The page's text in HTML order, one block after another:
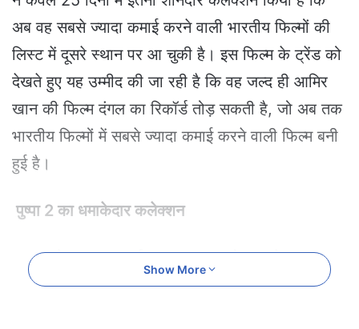
अब वह सबसे ज्यादा कमाई करने वाली भारतीय फिल्मों की
लिस्ट में दूसरे स्थान पर आ चुकी है। इस फिल्म के ट्रेंड को
देखते हुए यह उम्मीद की जा रही है कि वह जल्द ही आमिर
खान की फिल्म दंगल का रिकॉर्ड तोड़ सकती है, जो अब तक
भारतीय फिल्मों में सबसे ज्यादा कमाई करने वाली फिल्म बनी
हुई है।
पुष्पा 2 का धमाकेदार कलेक्शन
पुष्पा 2 ने अब तक वर्ल्डवाइड 1760 करोड़ रुपये का
कलेक्शन किया है, और फिल्म का कलेक्शन लगातार बढ़ता
Show More